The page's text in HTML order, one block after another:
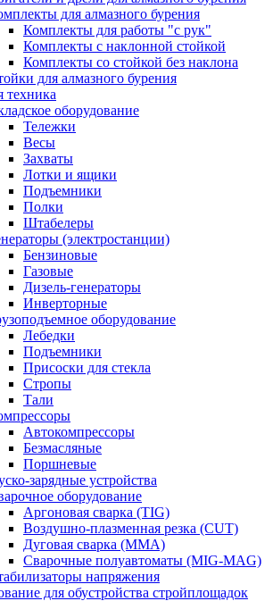
для алмазного бурения
Комплекты для работы "с рук"
Комплекты с наклонной стойкой
Комплекты со стойкой без наклона
для алмазного бурения
техника
оборудование
Тележки
Весы
Захваты
Лотки и ящики
Подъемники
Полки
Штабелеры
(электростанции)
Бензиновые
Газовые
Дизель-генераторы
Инверторные
оборудование
Лебедки
Подъемники
Присоски для стекла
Стропы
Тали
Автокомпрессоры
Безмасляные
Поршневые
зарядные устройства
оборудование
Аргоновая сварка (TIG)
Воздушно-плазменная резка (CUT)
Дуговая сварка (ММА)
Сварочные полуавтоматы (MIG-MAG)
напряжения
для обустройства стройплощадок